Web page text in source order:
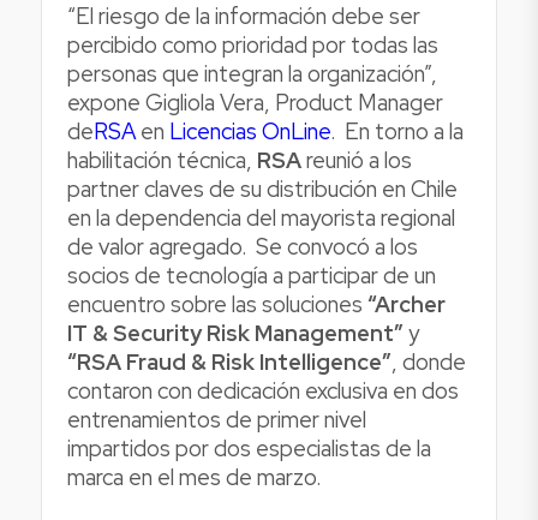
“El riesgo de la información debe ser
percibido como prioridad por todas las
personas que integran la organización”,
expone Gigliola Vera, Product Manager
deRSAen Licencias OnLine. En torno a la
habilitación técnica, RSAreunió a los
partner claves de su distribución en Chile
en la dependencia del mayorista regional
de valor agregado. Se convocó a los
socios de tecnología a participar de un
encuentro sobre las soluciones “Archer
IT & Security Risk Management” y
“RSA Fraud & Risk Intelligence”, donde
contaron con dedicación exclusiva en dos
entrenamientos de primer nivel
impartidos por dos especialistas de la
marca en el mes de marzo.